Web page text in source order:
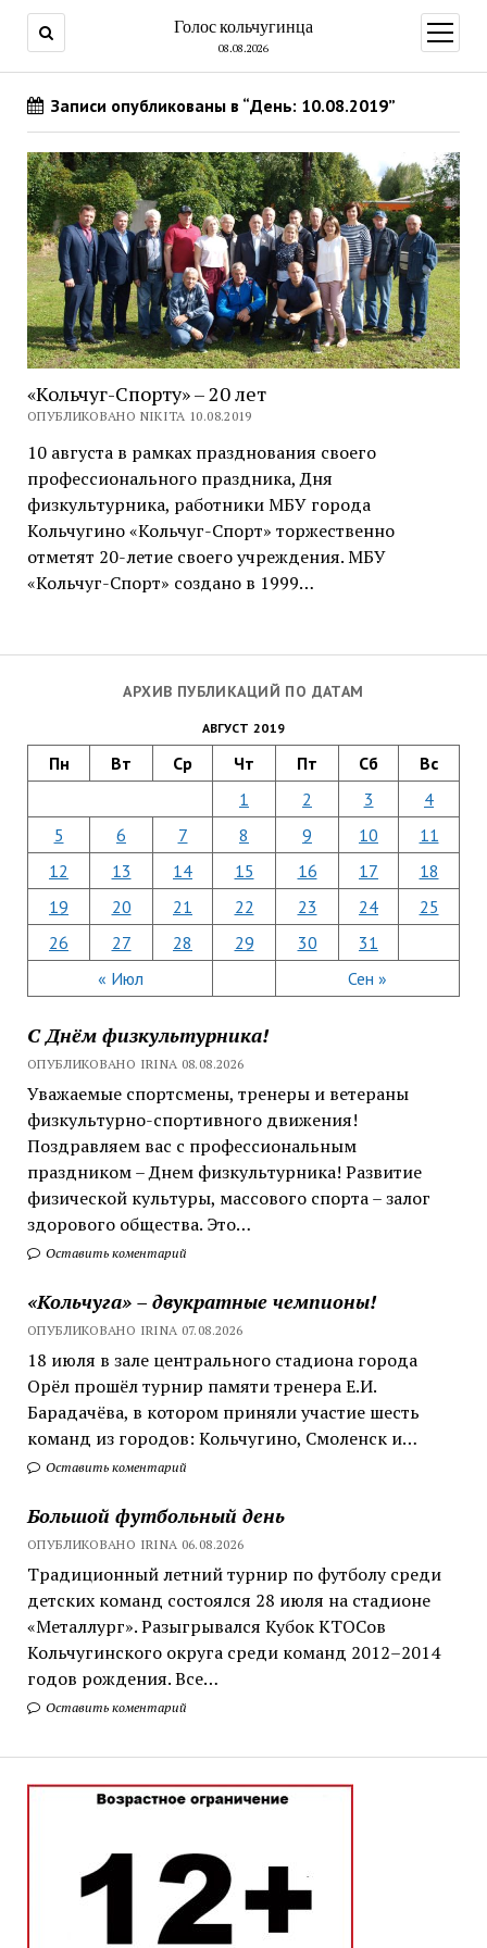
Голос кольчугинца
08.08.2026
меню
АРХИВ ПУБЛИКАЦИЙ ПО ДАТАМ
АВГУСТ 2019
Пн Вт Ср Чт Пт Сб Вс
« Июл Сен »
1 2 3
4
5
6 7 8 9 10
11
12
13 14 15 16 17
18
19
20 21 22 23 24
25
26
27 28 29 30 31
С Днём физкультурника!
ОПУБЛИКОВАНО IRINA 08.08.2026
Уважаемые спортсмены, тренеры и ветераны
физкультурно-спортивного движения!
Поздравляем вас с профессиональным
праздником – Днем физкультурника! Развитие
физической культуры, массового спорта – залог
здорового общества. Это…
Оставить коментарий
«Кольчуга» – двукратные чемпионы!
ОПУБЛИКОВАНО IRINA 07.08.2026
18 июля в зале центрального стадиона города
Орёл прошёл турнир памяти тренера Е.И.
Барадачёва, в котором приняли участие шесть
команд из городов: Кольчугино, Смоленск и…
Оставить коментарий
Большой футбольный день
ОПУБЛИКОВАНО IRINA 06.08.2026
Традиционный летний турнир по футболу среди
детских команд состоялся 28 июля на стадионе
«Металлург». Разыгрывался Кубок КТОСов
Кольчугинского округа среди команд 2012–2014
годов рождения. Все…
Оставить коментарий
Записи опубликованы в “День: 10.08.2019”
«Кольчуг-Спорту» – 20 лет
ОПУБЛИКОВАНО NIKITA 10.08.2019
10 августа в рамках празднования своего
профессионального праздника, Дня
физкультурника, работники МБУ города
Кольчугино «Кольчуг-Спорт» торжественно
отметят 20-летие своего учреждения. МБУ
«Кольчуг-Спорт» создано в 1999…